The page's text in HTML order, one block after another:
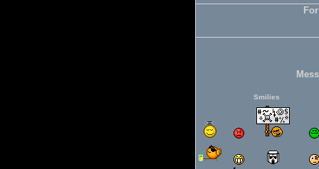
Smilies